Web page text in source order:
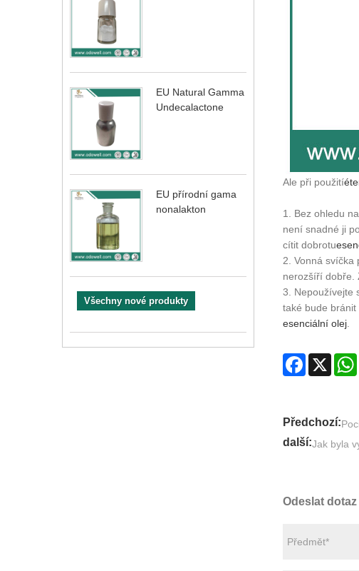
EU Natural Gamma
Undecalactone
EU přírodní gama
nonalakton
Všechny nové produkty
Ale při použití
1. Bez ohledu
není snadné ji
cítit dobrotu
2. Vonná svíčka
nerozšíří dobře.
3. Nepoužívejte
také bude
esenciální olej
Facebook
X
Předchozí:
další:Jak byla
Odeslat dotaz